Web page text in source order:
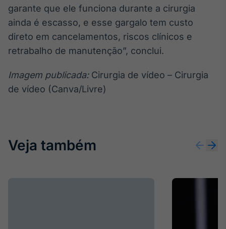
garante que ele funciona durante a cirurgia
ainda é escasso, e esse gargalo tem custo
direto em cancelamentos, riscos clínicos e
retrabalho de manutenção”, conclui.
Imagem publicada:Cirurgia de vídeo – Cirurgia
de vídeo (Canva/Livre)
Veja também